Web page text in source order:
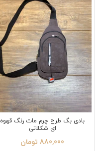
بادی بگ طرح چرم مات رنگ قهوه
ای شکلاتی
880,000 تومان